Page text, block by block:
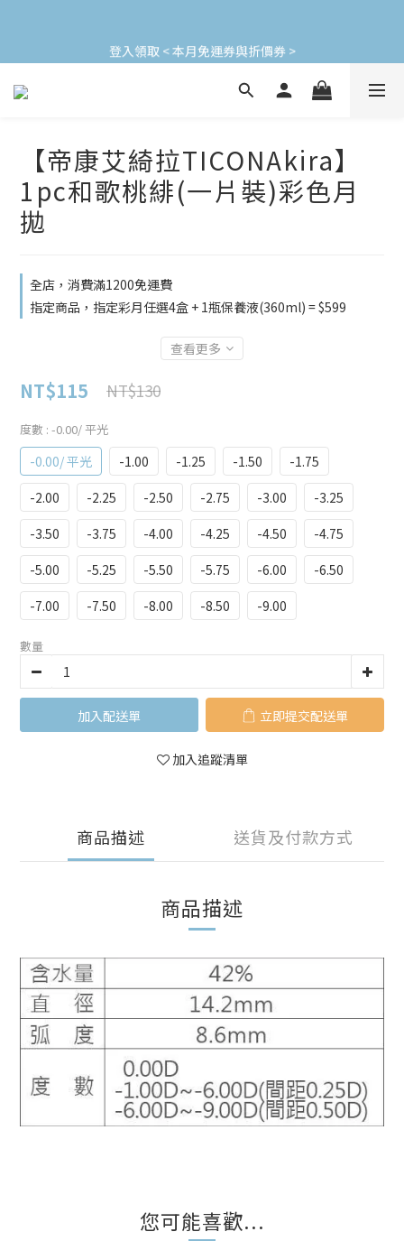
使用
加入會員立即領$200購物金(效期30天) | 可與LINE新好友$50疊加
【帝康艾綺拉TICONAkira】
1pc和歌桃緋(一片裝)彩色月
拋
全店，消費滿1200免運費
指定商品，指定彩月任選4盒 + 1瓶保養液(360ml) = $599
查看更多
NT$115 NT$130
度數 : -0.00/ 平光
-0.00/ 平光 -1.00 -1.25 -1.50
-1.75
-2.00
-2.25 -2.50 -2.75 -3.00
-3.25
-3.50
-3.75 -4.00 -4.25 -4.50
-4.75
-5.00
-5.25 -5.50 -5.75 -6.00
-6.50
-7.00
-7.50 -8.00 -8.50 -9.00
數量
加入購物車 立即購買
加入追蹤清單
商品描述 送貨及付款方式
商品描述
您可能喜歡...